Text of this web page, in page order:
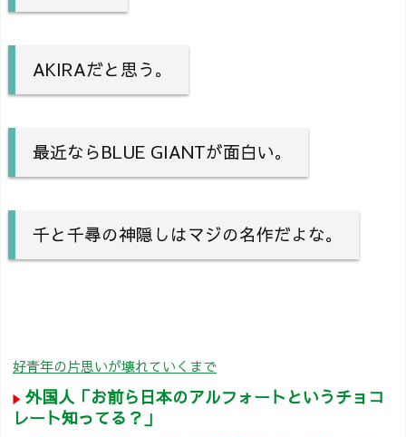
AKIRAだと思う。
最近ならBLUE GIANTが面白い。
千と千尋の神隠しはマジの名作だよな。
好青年の片思いが壊れていくまで
外国人「お前ら日本のアルフォートというチョコ
レート知ってる？」